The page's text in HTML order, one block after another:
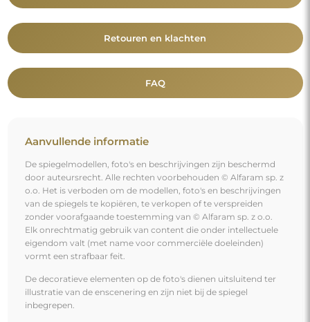
Retouren en klachten
FAQ
Aanvullende informatie
De spiegelmodellen, foto's en beschrijvingen zijn beschermd
door auteursrecht. Alle rechten voorbehouden © Alfaram sp. z
o.o. Het is verboden om de modellen, foto's en beschrijvingen
van de spiegels te kopiëren, te verkopen of te verspreiden
zonder voorafgaande toestemming van © Alfaram sp. z o.o.
Elk onrechtmatig gebruik van content die onder intellectuele
eigendom valt (met name voor commerciële doeleinden)
vormt een strafbaar feit.
De decoratieve elementen op de foto's dienen uitsluitend ter
illustratie van de enscenering en zijn niet bij de spiegel
inbegrepen.